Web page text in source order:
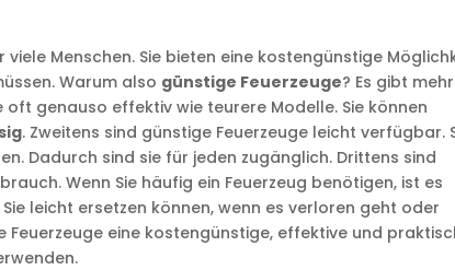
Menschen. Sie bieten eine kostengünstige
Warum also günstige Feuerzeuge? Es gibt
genauso effektiv wie teurere Modelle. Sie können
. Zweitens sind günstige Feuerzeuge leicht verfügbar.
Dadurch sind sie für jeden zugänglich. Drittens sind
Wenn Sie häufig ein Feuerzeug benötigen, ist es
leicht ersetzen können, wenn es verloren geht oder
eine kostengünstige, effektive und